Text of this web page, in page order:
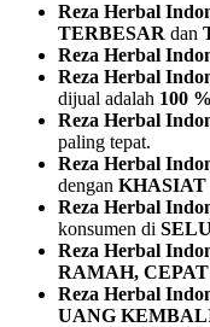
Reza Herbal
TERBESAR dan
Reza Herbal
Reza Herbal
dijual adalah 100
Reza Herbal
paling tepat.
Reza Herbal
dengan KHASIAT
Reza Herbal
konsumen di
Reza Herbal
RAMAH, CEPAT
Reza Herbal
UANG